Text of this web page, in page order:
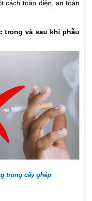
cách toàn diện, an toàn
trong và sau khi phẫu
trong cấy ghép